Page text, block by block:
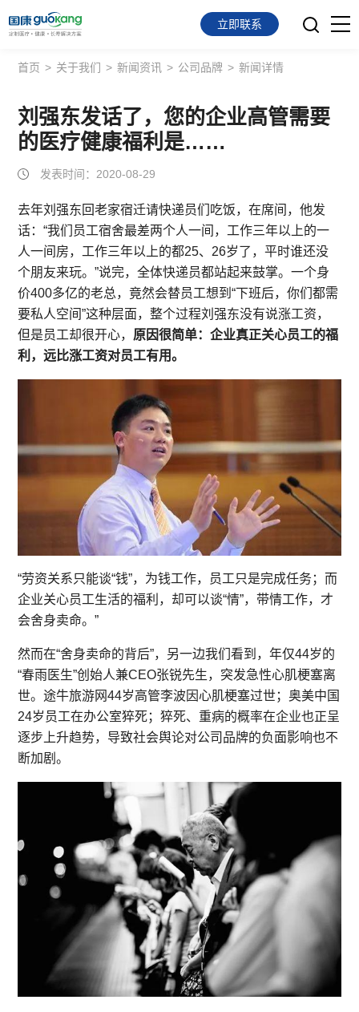
首页
面向会员
面向企业
关于我们
立即联系
首页 > 关于我们 > 新闻资讯 > 公司品牌 > 新闻详情
刘强东发话了，您的企业高管需要
的医疗健康福利是……
发表时间：2020-08-29
去年刘强东回老家宿迁请快递员们吃饭，在席间，他发
话：“我们员工宿舍最差两个人一间，工作三年以上的一
人一间房，工作三年以上的都25、26岁了，平时谁还没
个朋友来玩。”说完，全体快递员都站起来鼓掌。一个身
价400多亿的老总，竟然会替员工想到“下班后，你们都需
要私人空间”这种层面，整个过程刘强东没有说涨工资，
但是员工却很开心， 原因很简单：企业真正关心员工的福
利，远比涨工资对员工有用。
“劳资关系只能谈“钱”，为钱工作，员工只是完成任务；而
企业关心员工生活的福利，却可以谈“情”，带情工作，才
会舍身卖命。”
然而在“舍身卖命的背后”，另一边我们看到，年仅44岁的
“春雨医生”创始人兼CEO张锐先生，突发急性心肌梗塞离
世。途牛旅游网44岁高管李波因心肌梗塞过世；奥美中国
24岁员工在办公室猝死；猝死、重病的概率在企业也正呈
逐步上升趋势，导致社会舆论对公司品牌的负面影响也不
断加剧。